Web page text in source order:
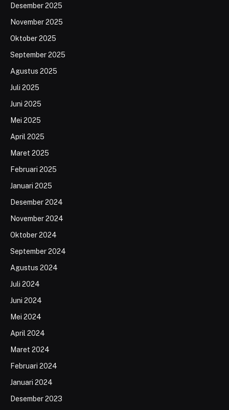
Desember 2025
November 2025
Oktober 2025
September 2025
Agustus 2025
Juli 2025
Juni 2025
Mei 2025
April 2025
Maret 2025
Februari 2025
Januari 2025
Desember 2024
November 2024
Oktober 2024
September 2024
Agustus 2024
Juli 2024
Juni 2024
Mei 2024
April 2024
Maret 2024
Februari 2024
Januari 2024
Desember 2023